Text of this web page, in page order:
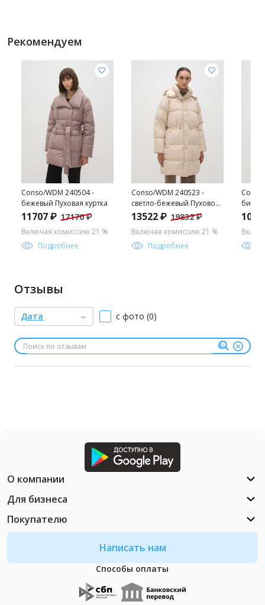
Рекомендуем
Conso/WDM 240504 -
бежевый Пуховая куртка
11707 ₽ 17170 ₽
Включая комиссию 21 %
Подробнее
Conso/WDM 240523 -
светло-бежевый Пуховое
пальто
13522 ₽ 19832 ₽
Включая комиссию 21 %
Подробнее
куртка
Отзывы
Дата с фото (0)
Написать нам
Способы оплаты
О компании
Для бизнеса
Покупателю